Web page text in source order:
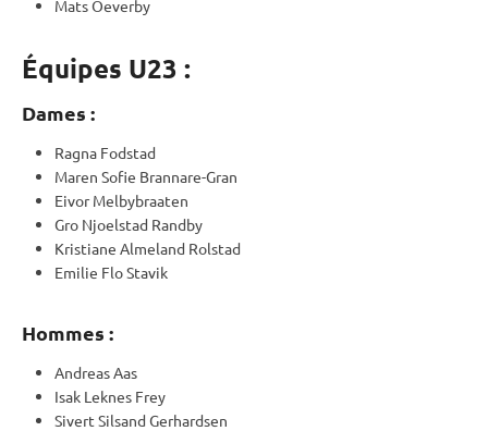
Mats Oeverby
Équipes U23 :
Dames :
Ragna Fodstad
Maren Sofie Brannare-Gran
Eivor Melbybraaten
Gro Njoelstad Randby
Kristiane Almeland Rolstad
Emilie Flo Stavik
Hommes :
Andreas Aas
Isak Leknes Frey
Sivert Silsand Gerhardsen